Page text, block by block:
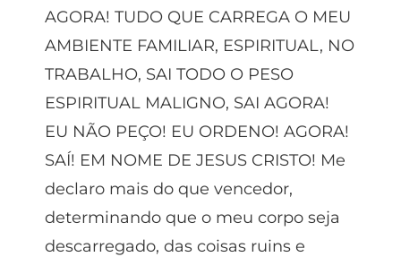
AGORA! TUDO QUE CARREGA O MEU
AMBIENTE FAMILIAR, ESPIRITUAL, NO
TRABALHO, SAI TODO O PESO
ESPIRITUAL MALIGNO, SAI AGORA!
EU NÃO PEÇO! EU ORDENO! AGORA!
SAÍ! EM NOME DE JESUS CRISTO! Me
declaro mais do que vencedor,
determinando que o meu corpo seja
descarregado, das coisas ruins e